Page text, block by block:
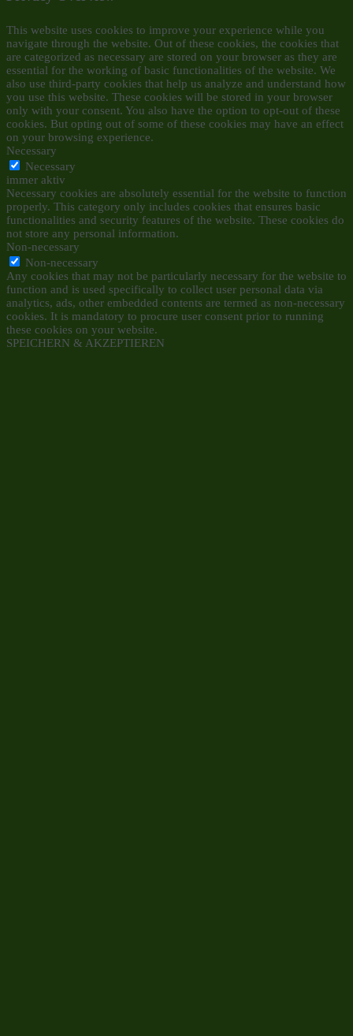
This website uses cookies to improve your experience while you
navigate through the website. Out of these cookies, the cookies that
are categorized as necessary are stored on your browser as they are
essential for the working of basic functionalities of the website. We
also use third-party cookies that help us analyze and understand how
you use this website. These cookies will be stored in your browser
only with your consent. You also have the option to opt-out of these
cookies. But opting out of some of these cookies may have an effect
on your browsing experience.
Necessary
Necessary
immer aktiv
Necessary cookies are absolutely essential for the website to function
properly. This category only includes cookies that ensures basic
functionalities and security features of the website. These cookies do
not store any personal information.
Non-necessary
Non-necessary
Any cookies that may not be particularly necessary for the website to
function and is used specifically to collect user personal data via
analytics, ads, other embedded contents are termed as non-necessary
cookies. It is mandatory to procure user consent prior to running
these cookies on your website.
SPEICHERN & AKZEPTIEREN